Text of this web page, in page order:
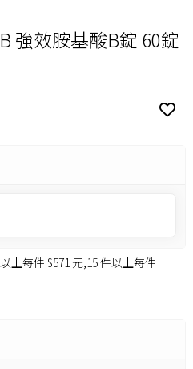
強效胺基酸B錠 60錠
上每件 $571 元,15 件以上每件